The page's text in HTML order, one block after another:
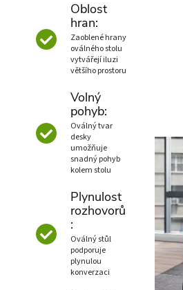
Oblost
hran:
Zaoblené hrany
oválného stolu
vytvářejí iluzi
většího prostoru
Volný
pohyb:
Oválný tvar
desky
umožňuje
snadný pohyb
kolem stolu
Plynulost
rozhovorů
:
Oválný stůl
podporuje
plynulou
konverzaci